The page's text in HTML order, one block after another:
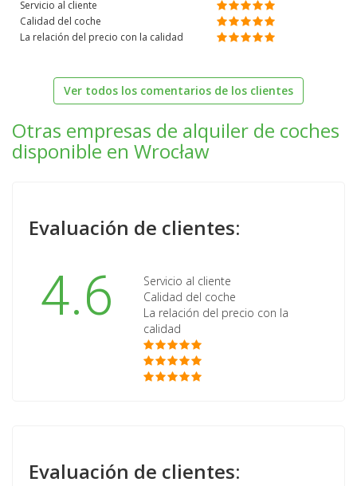
Servicio al cliente
Calidad del coche
La relación del precio con la calidad
Ver todos los comentarios de los clientes
Otras empresas de alquiler de coches
disponible en Wrocław
Evaluación de clientes:
4.6
Servicio al cliente
Calidad del coche
La relación del precio con la
calidad
Evaluación de clientes: